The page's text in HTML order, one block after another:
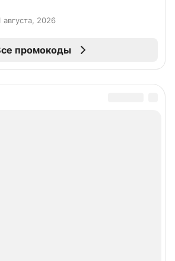
августа, 2026
промокоды